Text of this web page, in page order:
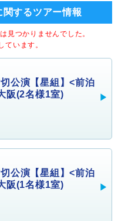
するツアー情報
見つかりませんでした。
ています。
公演【星組】<前泊
阪(2名様1室)
公演【星組】<前泊
阪(1名様1室)